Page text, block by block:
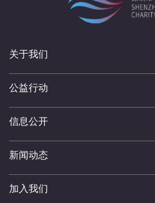
关于我们
公益行动
信息公开
新闻动态
加入我们